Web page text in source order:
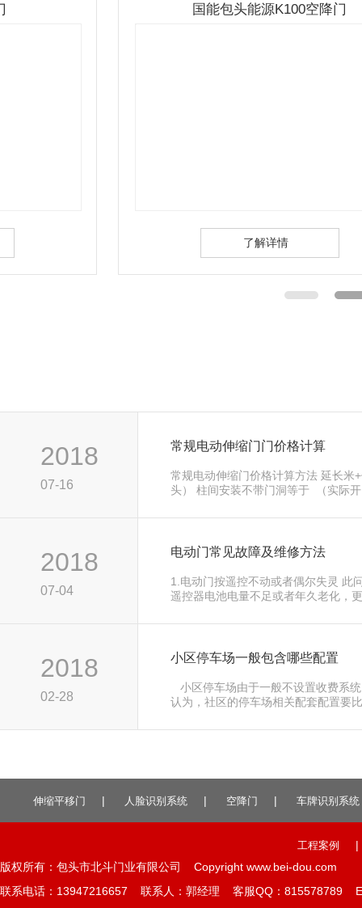
国能包头能源K100空降门
2018
07-16
常规电动伸缩门门价格计算
常规电动伸缩门价格计算方法 延长米
头） 柱间安装不带门洞等于 （实际
2018
07-04
电动门常见故障及维修方法
1.电动门按遥控不动或者偶尔失灵 此
遥控器电池电量不足或者年久老化，
2018
02-28
小区停车场一般包含哪些配置
小区停车场由于一般不设置收费系
认为，社区的停车场相关配套配置要
除了没有收费管理，其他的硬件设...
伸缩平移门 | 人脸识别系统 | 空降门 | 车牌识别系统
工程案例
|
版权所有：包头市北斗门业有限公司 Copyright www.bei-dou.com
联系电话：13947216657 联系人：郭经理 客服QQ：815578789